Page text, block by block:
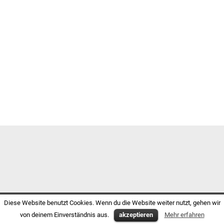
Diese Website benutzt Cookies. Wenn du die Website weiter nutzt, gehen wir
von deinem Einverständnis aus.
akzeptieren Mehr erfahren